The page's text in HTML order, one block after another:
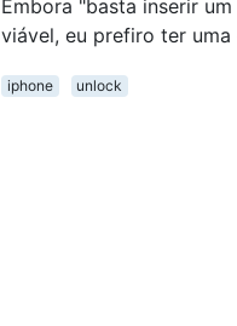
Embora "basta inserir
viável, eu prefiro ter
iphone unlock